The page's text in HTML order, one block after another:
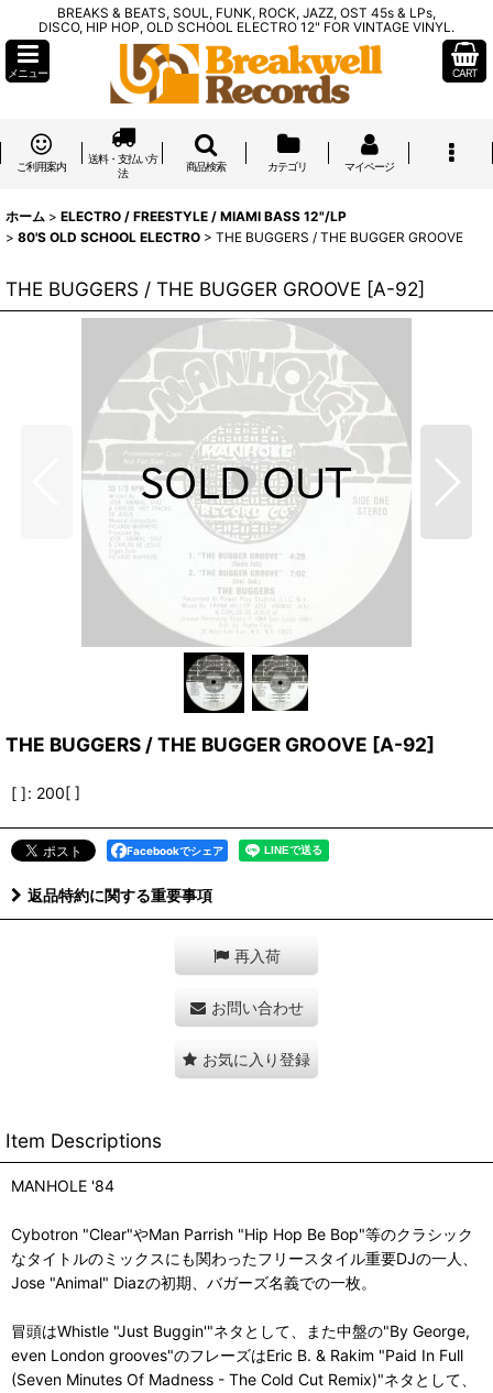
BREAKS & BEATS, SOUL, FUNK, ROCK, JAZZ, OST 45s & LPs,
DISCO, HIP HOP, OLD SCHOOL ELECTRO 12" FOR VINTAGE VINYL.
メニュー CART
ご利用案内
送料・支払い方
法
商品検索 カテゴリ マイページ
ホーム > ELECTRO / FREESTYLE / MIAMI BASS 12"/LP
> 80'S OLD SCHOOL ELECTRO > THE BUGGERS / THE BUGGER GROOVE
THE BUGGERS / THE BUGGER GROOVE [A-92]
THE BUGGERS / THE BUGGER GROOVE [A-92]
[ ]: 200[ ]
Facebookでシェア
返品特約に関する重要事項
再入荷
お問い合わせ
お気に入り登録
Item Descriptions
MANHOLE '84
Cybotron "Clear"やMan Parrish "Hip Hop Be Bop"等のクラシック
なタイトルのミックスにも関わったフリースタイル重要DJの一人、
Jose "Animal" Diazの初期、バガーズ名義での一枚。
冒頭はWhistle "Just Buggin'"ネタとして、また中盤の"By George,
even London grooves"のフレーズはEric B. & Rakim "Paid In Full
(Seven Minutes Of Madness - The Cold Cut Remix)"ネタとして、